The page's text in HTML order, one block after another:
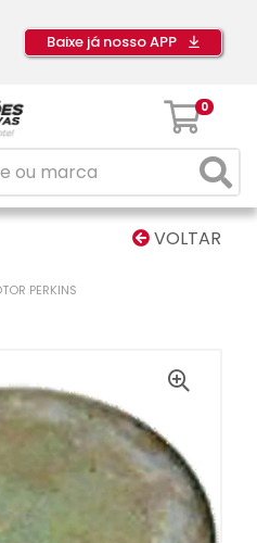
Baixe já nosso APP
0
VOLTAR
PERKINS